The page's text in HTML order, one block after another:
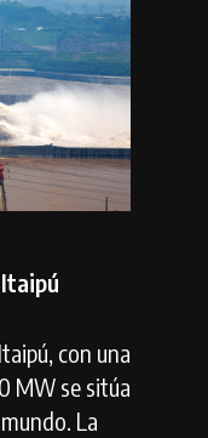
con una
MW se sitúa
La